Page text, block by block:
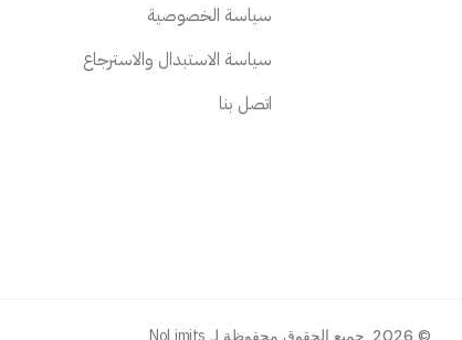
سياسة الخصوصية
سياسة الاستبدال والاسترجاع
اتصل بنا
© 2026. جميع الحقوق محفوظة لـ